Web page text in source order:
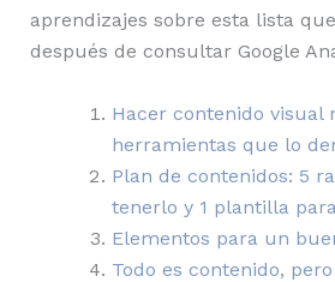
aprendizajes sobre esta lista
después de consultar Google
Hacer contenido visual
herramientas que lo
Plan de contenidos: 5
tenerlo y 1 plantilla
Elementos para un
Todo es contenido,